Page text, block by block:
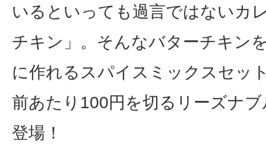
いるといっても過言ではないカ
チキン」。そんなバターチキン
に作れるスパイスミックスセッ
前あたり100円を切るリーズナ
登場！